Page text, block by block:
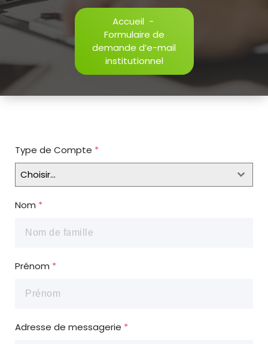
Accueil -
Formulaire de
demande d’e-mail
institutionnel
Type de Compte *
Choisir...
Nom *
Prénom *
Adresse de messagerie *